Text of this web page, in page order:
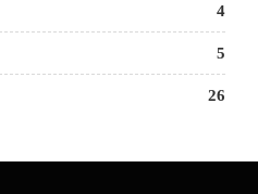
4
5
26